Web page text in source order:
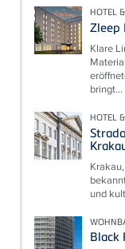
HOTEL
Zleep
Klare
bringt...
HOTEL
und
Black